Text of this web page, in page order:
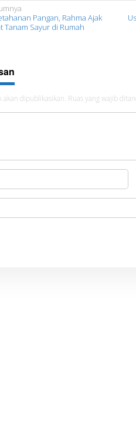
Pangan, Rahma Ajak
Tanam Sayur di Rumah
akan dipublikasikan. Ruas yang wajib